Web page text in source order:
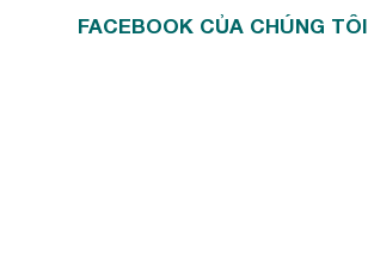
FACEBOOK CỦA CHÚNG TÔI